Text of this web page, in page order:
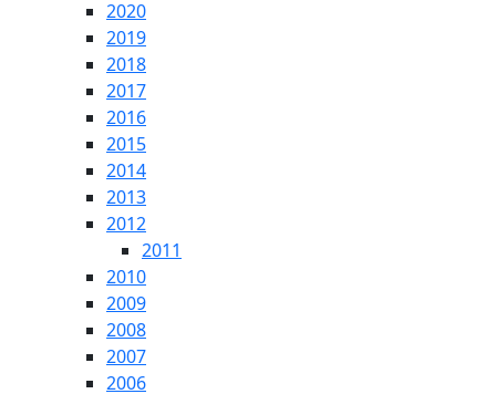
2020
2019
2018
2017
2016
2015
2014
2013
2012
2011
2010
2009
2008
2007
2006